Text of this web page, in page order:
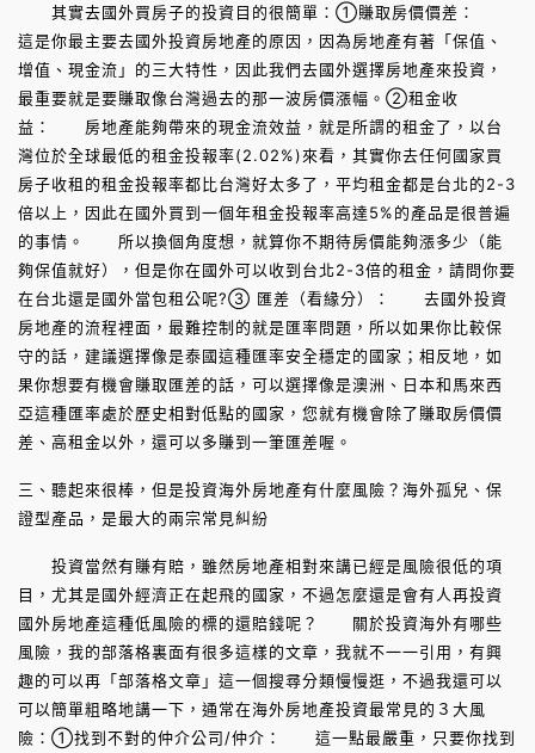
其實去國外買房子的投資目的很簡單：①賺取房價價差：
這是你最主要去國外投資房地產的原因，因為房地產有著「保值、
增值、現金流」的三大特性，因此我們去國外選擇房地產來投資，
最重要就是要賺取像台灣過去的那一波房價漲幅。②租金收
益： 房地產能夠帶來的現金流效益，就是所謂的租金了，以台
灣位於全球最低的租金投報率(2.02%)來看，其實你去任何國家買
房子收租的租金投報率都比台灣好太多了，平均租金都是台北的2-3
倍以上，因此在國外買到一個年租金投報率高達5%的產品是很普遍
的事情。 所以換個角度想，就算你不期待房價能夠漲多少（能
夠保值就好），但是你在國外可以收到台北2-3倍的租金，請問你要
在台北還是國外當包租公呢?③ 匯差（看緣分）： 去國外投資
房地產的流程裡面，最難控制的就是匯率問題，所以如果你比較保
守的話，建議選擇像是泰國這種匯率安全穩定的國家；相反地，如
果你想要有機會賺取匯差的話，可以選擇像是澳洲、日本和馬來西
亞這種匯率處於歷史相對低點的國家，您就有機會除了賺取房價價
差、高租金以外，還可以多賺到一筆匯差喔。
三、聽起來很棒，但是投資海外房地產有什麼風險？海外孤兒、保
證型產品，是最大的兩宗常見糾紛
投資當然有賺有賠，雖然房地產相對來講已經是風險很低的項
目，尤其是國外經濟正在起飛的國家，不過怎麼還是會有人再投資
國外房地產這種低風險的標的還賠錢呢？ 關於投資海外有哪些
風險，我的部落格裏面有很多這樣的文章，我就不一一引用，有興
趣的可以再「部落格文章」這一個搜尋分類慢慢逛，不過我還可以
可以簡單粗略地講一下，通常在海外房地產投資最常見的３大風
險：①找到不對的仲介公司/仲介： 這一點最嚴重，只要你找到